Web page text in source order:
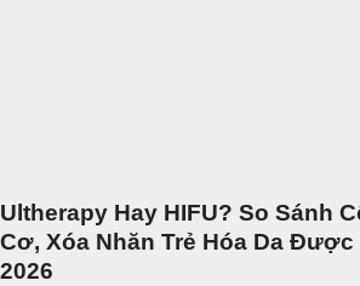
Ultherapy Hay HIFU? So Sánh
Cơ, Xóa Nhăn Trẻ Hóa Da Được
2026